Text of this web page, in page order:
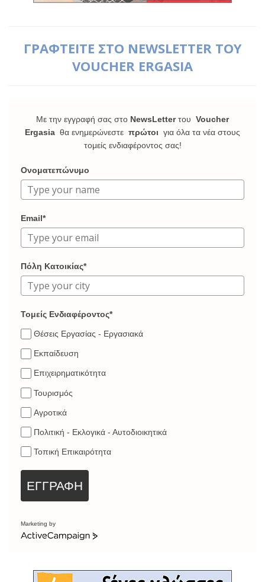
ΓΡΑΦΤΕΙΤΕ ΣΤΟ NEWSLETTER ΤΟΥ
VOUCHER ERGASIA
Με την εγγραφή σας στο NewsLetterτου Voucher
Ergasia θα ενημερώνεστε πρώτοι για όλα τα νέα στους
τομείς ενδιαφέροντος σας!
Ονοματεπώνυμο
Email*
Πόλη Κατοικίας*
Τομείς Ενδιαφέροντος*
Θέσεις Εργασίας - Εργασιακά
Εκπαίδευση
Επιχειρηματικότητα
Τουρισμός
Αγροτικά
Πολιτική - Εκλογικά - Αυτοδιοικητικά
Τοπική Επικαιρότητα
ΕΓΓΡΑΦΗ
Marketing by